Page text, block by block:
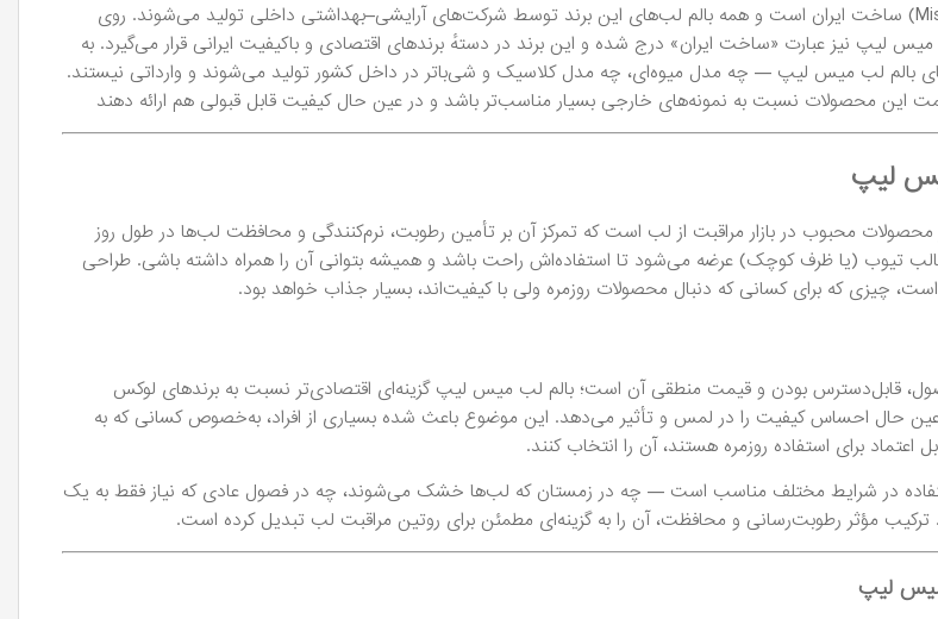
بالم لب میس لیپ (Miss Lip) ساخت ایران است و همه بالم لب‌های این برند توسط شرکت‌های آرایشی–بهداشتی داخلی تولید می‌شوند. روی
لیپ نیز عبارت «ساخت ایران» درج شده و این برند در دستهٔ برندهای اقتصادی و باکیفیت ایرانی قرار می‌گیرد. به
بالم لب میس لیپ — چه مدل میوه‌ای، چه مدل کلاسیک و شی‌باتر در داخل کشور تولید می‌شوند و وارداتی نیستند.
این محصولات نسبت به نمونه‌های خارجی بسیار مناسب‌تر باشد و در عین حال کیفیت قابل قبولی هم ارائه دهند
لیپ
محبوب در بازار مراقبت از لب است که تمرکز آن بر تأمین رطوبت، نرم‌کنندگی و محافظت لب‌ها در طول روز
تیوب (یا ظرف کوچک) عرضه می‌شود تا استفاده‌اش راحت باشد و همیشه بتوانی آن را همراه داشته باشی. طراحی
چیزی که برای کسانی که دنبال محصولات روزمره ولی با کیفیت‌اند، بسیار جذاب خواهد بود.
قابل‌دسترس بودن و قیمت منطقی آن است؛ بالم لب میس لیپ گزینه‌ای اقتصادی‌تر نسبت به برندهای لوکس
حال احساس کیفیت را در لمس و تأثیر می‌دهد. این موضوع باعث شده بسیاری از افراد، به‌خصوص کسانی که به
اعتماد برای استفاده روزمره هستند، آن را انتخاب کنند.
در شرایط مختلف مناسب است — چه در زمستان که لب‌ها خشک می‌شوند، چه در فصول عادی که نیاز فقط به یک
ترکیب مؤثر رطوبت‌رسانی و محافظت، آن را به گزینه‌ای مطمئن برای روتین مراقبت لب تبدیل کرده است.
میس لیپ